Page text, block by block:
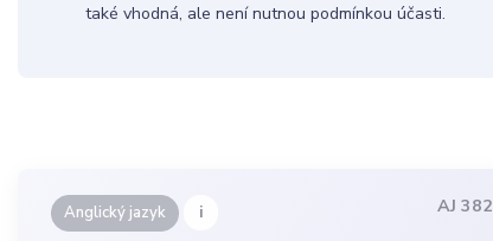
také vhodná, ale není nutnou podmínkou účasti.
Anglický jazyk i AJ 382